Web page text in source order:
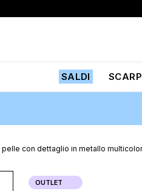
SALDI
con dettaglio in metallo multicolor
OUTLET